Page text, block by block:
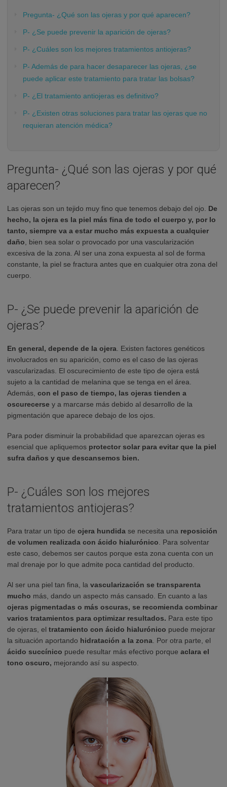
Pregunta- ¿Qué son las ojeras y por qué aparecen?
P- ¿Se puede prevenir la aparición de ojeras?
P- ¿Cuáles son los mejores tratamientos antiojeras?
P- Además de para hacer desaparecer las ojeras, ¿se
puede aplicar este tratamiento para tratar las bolsas?
P- ¿El tratamiento antiojeras es definitivo?
P- ¿Existen otras soluciones para tratar las ojeras que no
requieran atención médica?
Pregunta- ¿Qué son las ojeras y por qué
aparecen?
Las ojeras son un tejido muy fino que tenemos debajo del ojo. De
hecho, la ojera es la piel más fina de todo el cuerpo y, por lo
tanto, siempre va a estar mucho más expuesta a cualquier
daño , bien sea solar o provocado por una vascularización
excesiva de la zona. Al ser una zona expuesta al sol de forma
constante, la piel se fractura antes que en cualquier otra zona del
cuerpo.
P- ¿Se puede prevenir la aparición de
ojeras?
En general, depende de la ojera . Existen factores genéticos
involucrados en su aparición, como es el caso de las ojeras
vascularizadas. El oscurecimiento de este tipo de ojera está
sujeto a la cantidad de melanina que se tenga en el área.
Además, con el paso de tiempo, las ojeras tienden a
oscurecerse y a marcarse más debido al desarrollo de la
pigmentación que aparece debajo de los ojos.
Para poder disminuir la probabilidad que aparezcan ojeras es
esencial que apliquemos protector solar para evitar que la piel
sufra daños y que descansemos bien.
P- ¿Cuáles son los mejores
tratamientos antiojeras?
Para tratar un tipo de ojera hundida se necesita una reposición
de volumen realizada con ácido hialurónico . Para solventar
este caso, debemos ser cautos porque esta zona cuenta con un
mal drenaje por lo que admite poca cantidad del producto.
Al ser una piel tan fina, la vascularización se transparenta
mucho más, dando un aspecto más cansado. En cuanto a las
ojeras pigmentadas o más oscuras, se recomienda combinar
varios tratamientos para optimizar resultados. Para este tipo
de ojeras, el tratamiento con ácido hialurónico puede mejorar
la situación aportando hidratación a la zona . Por otra parte, el
ácido succínico puede resultar más efectivo porque aclara el
tono oscuro, mejorando así su aspecto.